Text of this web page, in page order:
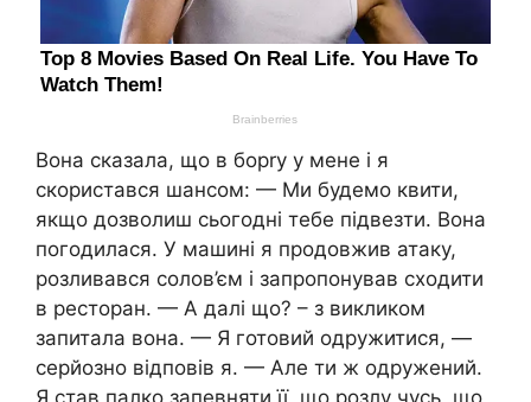
Вона сказала, що в борrу у мене і я
скористався шансом: — Ми будемо квити,
якщо дозволиш сьогодні тебе підвезти. Вона
погодилася. У машині я продовжив атаку,
розливався солов’єм і запропонував сходити
в ресторан. — А далі що? – з викликом
запитала вона. — Я готовий одружитися, —
серйозно відповів я. — Але ти ж одружений.